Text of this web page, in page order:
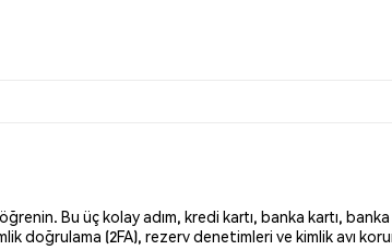
Bu üç kolay adım, kredi kartı, banka kartı,
doğrulama (2FA), rezerv denetimleri ve kimlik avı